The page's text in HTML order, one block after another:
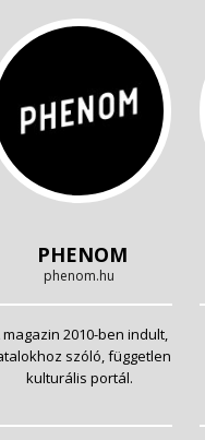
PHENOM
phenom.hu
magazin 2010-ben indult,
szóló, független
kulturális portál.